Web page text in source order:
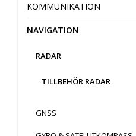
KOMMUNIKATION
NAVIGATION
RADAR
TILLBEHÖR RADAR
GNSS